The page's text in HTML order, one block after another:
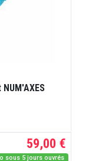
59,00 €
sous 5 jours ouvrés